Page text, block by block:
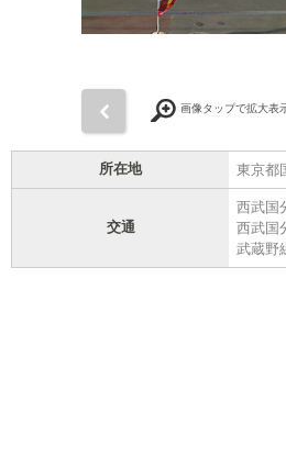
画像タップで拡大表
所在地 東京都
交通
西武国
西武国
武蔵野